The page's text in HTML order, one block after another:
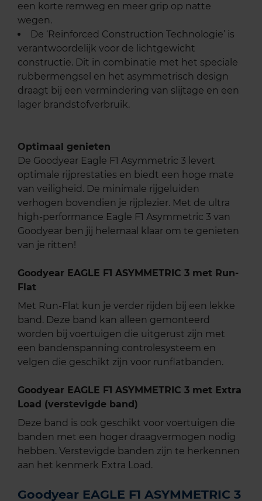
een korte remweg en meer grip op natte
wegen.
De ‘Reinforced Construction Technologie’ is
verantwoordelijk voor de lichtgewicht
constructie. Dit in combinatie met het speciale
rubbermengsel en het asymmetrisch design
draagt bij een vermindering van slijtage en een
lager brandstofverbruik.
Optimaal genieten
De Goodyear Eagle F1 Asymmetric 3 levert
optimale rijprestaties en biedt een hoge mate
van veiligheid. De minimale rijgeluiden
verhogen bovendien je rijplezier. Met de ultra
high-performance Eagle F1 Asymmetric 3 van
Goodyear ben jij helemaal klaar om te genieten
van je ritten!
Goodyear EAGLE F1 ASYMMETRIC 3 met Run-
Flat
Met Run-Flat kun je verder rijden bij een lekke
band. Deze band kan alleen gemonteerd
worden bij voertuigen die uitgerust zijn met
een bandenspanning controlesysteem en
velgen die geschikt zijn voor runflatbanden.
Goodyear EAGLE F1 ASYMMETRIC 3 met Extra
Load (verstevigde band)
Deze band is ook geschikt voor voertuigen die
banden met een hoger draagvermogen nodig
hebben. Verstevigde banden zijn te herkennen
aan het kenmerk Extra Load.
Goodyear EAGLE F1 ASYMMETRIC 3